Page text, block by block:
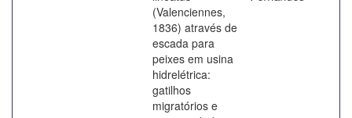
(Valenciennes,
1836) através de
escada para
peixes em usina
hidrelétrica:
gatilhos
migratórios e